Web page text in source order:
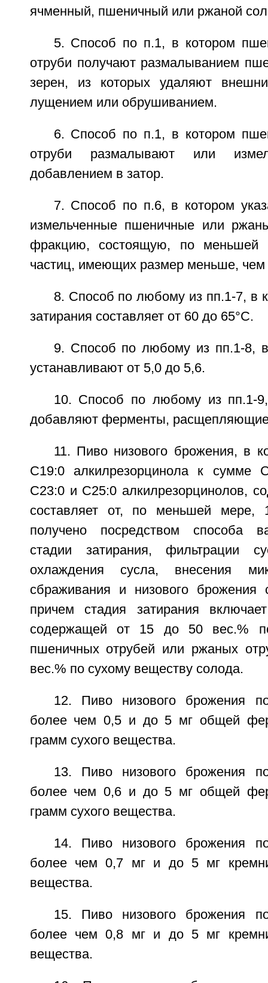
ячменный, пшеничный или ржаной
5. Способ по п.1, в котором
отруби получают размалыванием
зерен, из которых удаляют
лущением или обрушиванием.
6. Способ по п.1, в котором
отруби размалывают или
добавлением в затор.
7. Способ по п.6, в котором
измельченные пшеничные или
фракцию, состоящую, по меньшей
частиц, имеющих размер меньше,
8. Способ по любому из пп.1-7, в
затирания составляет от 60 до 65°С.
9. Способ по любому из пп.1-8,
устанавливают от 5,0 до 5,6.
10. Способ по любому из пп.1-
добавляют ферменты,
11. Пиво низового брожения, в
С19:0 алкилрезорцинола к сумме
С23:0 и С25:0 алкилрезорцинолов,
составляет от, по меньшей
получено посредством способа
стадии затирания, фильтрации
охлаждения сусла, внесения
сбраживания и низового брожения
причем стадия затирания
содержащей от 15 до 50 вес.%
пшеничных отрубей или ржаных
вес.% по сухому веществу солода.
12. Пиво низового брожения
более чем 0,5 и до 5 мг общей
грамм сухого вещества.
13. Пиво низового брожения
более чем 0,6 и до 5 мг общей
грамм сухого вещества.
14. Пиво низового брожения
более чем 0,7 мг и до 5 мг
вещества.
15. Пиво низового брожения
более чем 0,8 мг и до 5 мг
вещества.